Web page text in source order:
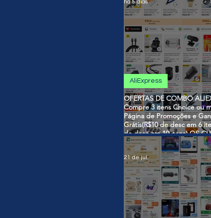
OFERTAS DE COMBO
Compre 3 itens Choice ou
Página de Promoções e
Grátis(R$10 de desc em 6
de desc em 10 itens) OS
SÃO VÁLIDOS NO COMBO
AliExpress
há 5 dias
21 de jul.